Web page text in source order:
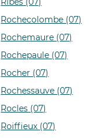
Rochecolombe (07)
Rochemaure (07)
Rochepaule (07)
Rocher (07)
Rochessauve (07)
Rocles (07)
Roiffieux (07)